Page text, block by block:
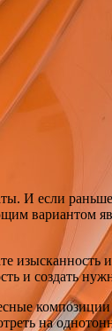
И если
вариантом
и создать
на